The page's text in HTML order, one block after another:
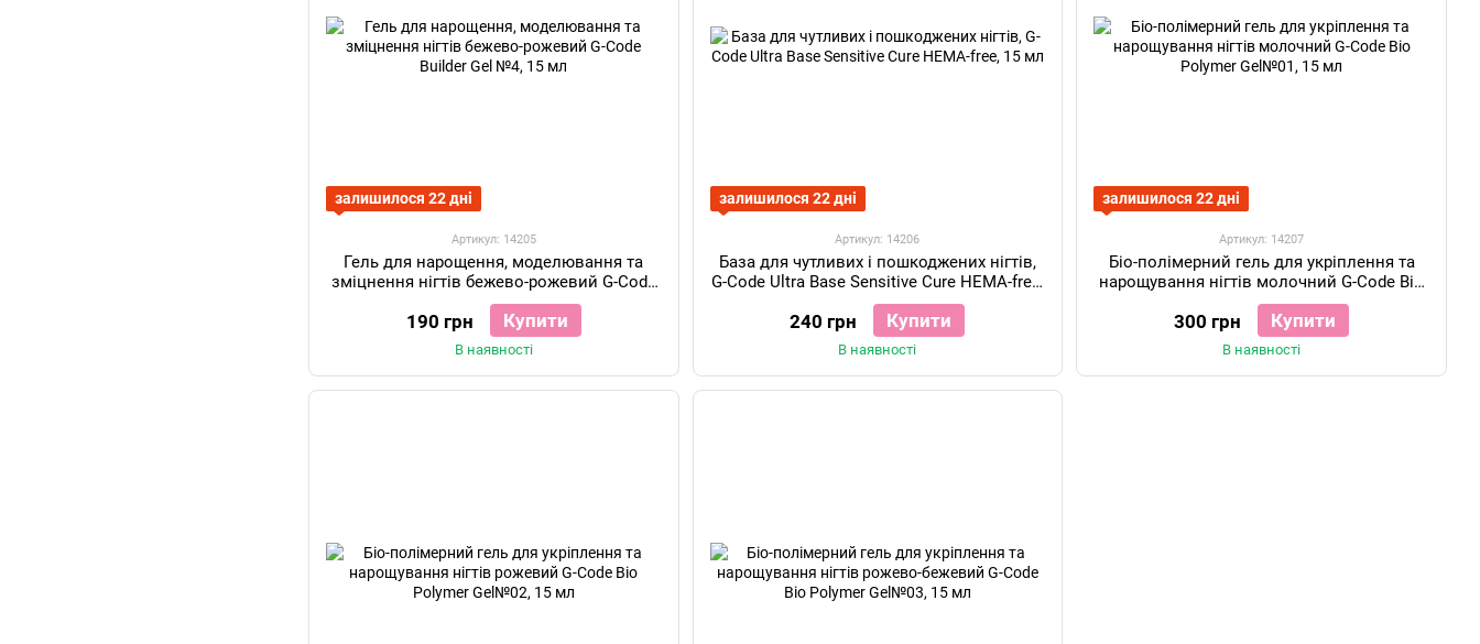
залишилося 22 дні
Артикул: 14205
Гель для нарощення, моделювання та
зміцнення нігтів бежево-рожевий G-Code
Builder Gel №4, 15 мл
190 грн Купити
В наявності
залишилося 22 дні
Артикул: 14206
База для чутливих і пошкоджених нігтів,
G-Code Ultra Base Sensitive Cure HEMA-free,
15 мл
240 грн Купити
В наявності
залишилося 22 дні
Артикул: 14207
Біо-полімерний гель для укріплення та
нарощування нігтів молочний G-Code Bio
Polymer Gel№01, 15 мл
300 грн Купити
В наявності